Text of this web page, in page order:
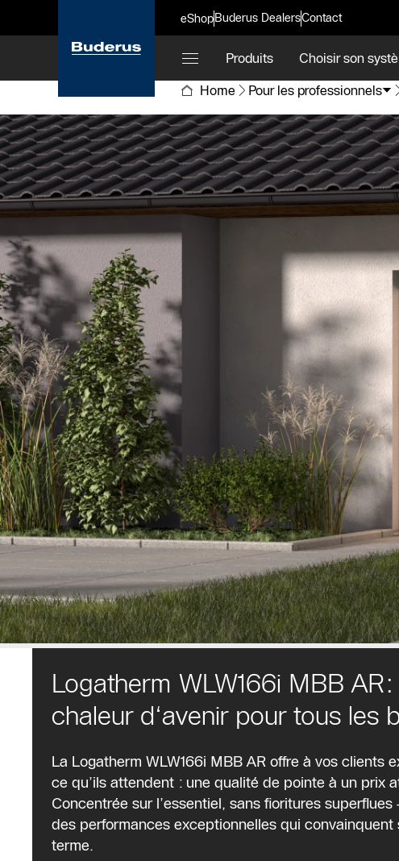
eShopBuderus DealersContact
Produits Choisir son
Home
Pour les professionnels
Logatherm WLW166i MBB AR:
chaleur d‘avenir pour tous les
La Logatherm WLW166i MBB AR offre à vos clients
ce qu’ils attendent : une qualité de pointe à un prix
Concentrée sur l’essentiel, sans fioritures superflues
des performances exceptionnelles qui convainquent
terme.
Pour la rénovation et la
Grâce aux puissances de 4 kW, 6 kW et 7 kW, qui seront
chaleur peut être dimensionnée parfaitement sur mesure.
La pompe à chaleur air-eau Logatherm WLW166i MBB
neuve d’habitations de petite et moyenne taille. Elle
Grâce à son unité extérieure compacte et à son unité